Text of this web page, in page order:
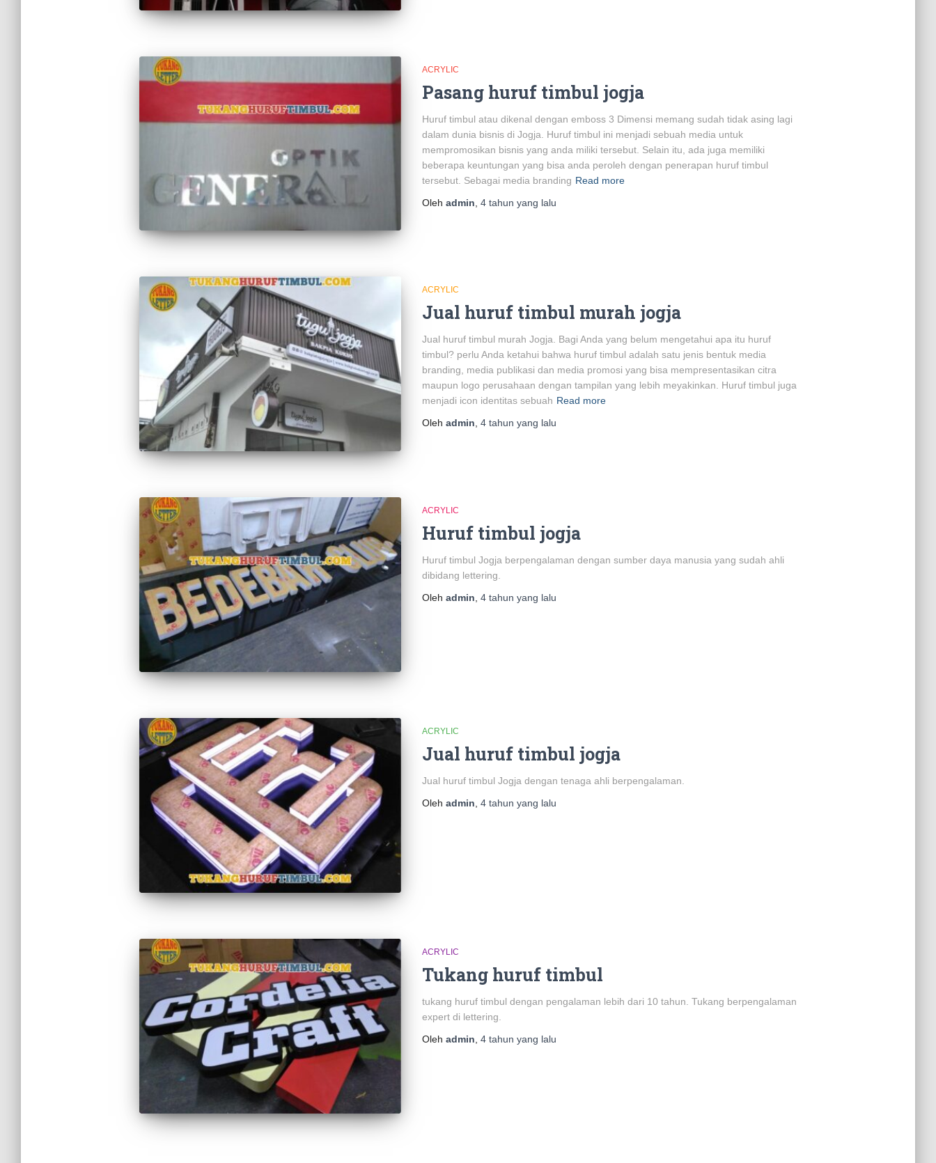
ACRYLIC
Pasang huruf timbul jogja
Huruf timbul atau dikenal dengan emboss 3 Dimensi memang sudah tidak asing lagi
dalam dunia bisnis di Jogja. Huruf timbul ini menjadi sebuah media untuk
mempromosikan bisnis yang anda miliki tersebut. Selain itu, ada juga memiliki
beberapa keuntungan yang bisa anda peroleh dengan penerapan huruf timbul
tersebut. Sebagai media branding Read more
Oleh admin 4 tahun yang lalu
ACRYLIC
Jual huruf timbul murah jogja
Jual huruf timbul murah Jogja. Bagi Anda yang belum mengetahui apa itu huruf
timbul? perlu Anda ketahui bahwa huruf timbul adalah satu jenis bentuk media
branding, media publikasi dan media promosi yang bisa mempresentasikan citra
maupun logo perusahaan dengan tampilan yang lebih meyakinkan. Huruf timbul juga
menjadi icon identitas sebuah Read more
Oleh admin, 4 tahun yang lalu
ACRYLIC
Huruf timbul jogja
Huruf timbul Jogja berpengalaman dengan sumber daya manusia yang sudah ahli
dibidang lettering.
Oleh admin, 4 tahun yang lalu
ACRYLIC
Jual huruf timbul jogja
Jual huruf timbul Jogja dengan tenaga ahli berpengalaman.
Oleh admin 4 tahun yang lalu
ACRYLIC
Tukang huruf timbul
tukang huruf timbul dengan pengalaman lebih dari 10 tahun. Tukang berpengalaman
expert di lettering.
Oleh admin 4 tahun yang lalu